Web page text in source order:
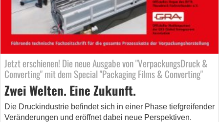
Jetzt erschienen! Die neue Ausgabe von "VerpackungsDruck &
Converting" mit dem Special "Packaging Films & Converting"
Zwei Welten. Eine Zukunft.
Die Druckindustrie befindet sich in einer Phase tiefgreifender
Veränderungen und eröffnet dabei neue Perspektiven.